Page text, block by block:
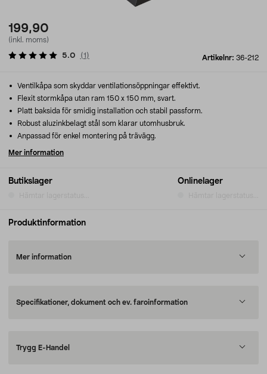
199,90
(inkl. moms)
Artikelnr: 36-212
5.0 (1 )
Butikslager Onlinelager
Ventilkåpa som skyddar ventilationsöppningar effektivt.
Flexit stormkåpa utan ram 150 x 150 mm, svart.
Platt baksida för smidig installation och stabil passform.
Robust aluzinkbelagt stål som klarar utomhusbruk.
Anpassad för enkel montering på trävägg.
Mer information
Produktinformation
Mer information
Specifikationer, dokument och ev. faroinformation
Trygg E-Handel